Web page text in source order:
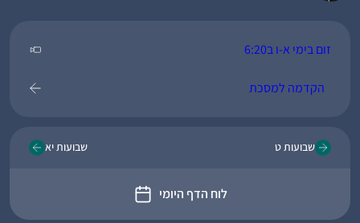
זום בימי א-ו ב6:20
הקדמה למסכת
שבועות ט
לוח הדף היומי
שבועות יא